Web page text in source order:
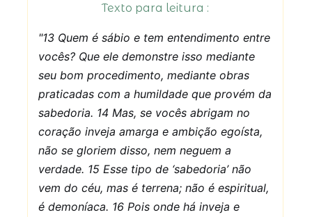
Texto para leitura :
"13 Quem é sábio e tem entendimento entre
vocês? Que ele demonstre isso mediante
seu bom procedimento, mediante obras
praticadas com a humildade que provém da
sabedoria. 14 Mas, se vocês abrigam no
coração inveja amarga e ambição egoísta,
não se gloriem disso, nem neguem a
verdade. 15 Esse tipo de ‘sabedoria’ não
vem do céu, mas é terrena; não é espiritual,
é demoníaca. 16 Pois onde há inveja e